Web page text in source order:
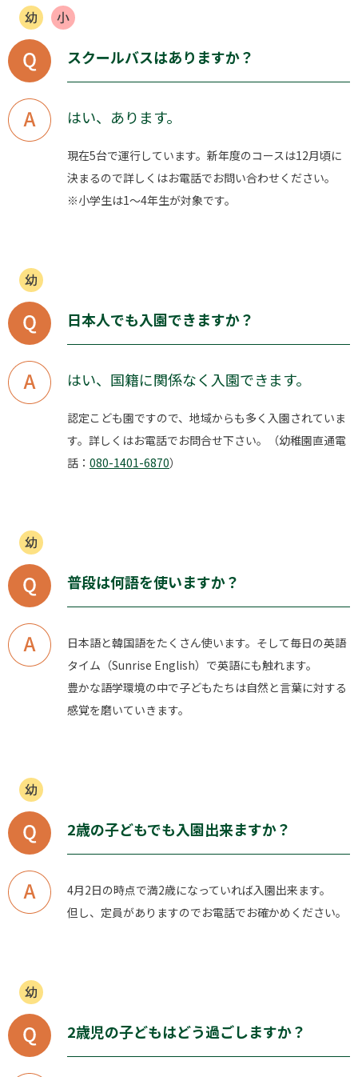
スクールバスはありますか？
はい、あります。
現在5台で運行しています。新年度のコースは12月頃に
決まるので詳しくはお電話でお問い合わせください。
※小学生は1〜4年生が対象です。
日本人でも入園できますか？
はい、国籍に関係なく入園できます。
認定こども園ですので、地域からも多く入園されていま
す。詳しくはお電話でお問合せ下さい。（幼稚園直通電
話： 080-1401-6870）
普段は何語を使いますか？
日本語と韓国語をたくさん使います。そして毎日の英語
タイム（Sunrise English）で英語にも触れます。
豊かな語学環境の中で子どもたちは自然と言葉に対する
感覚を磨いていきます。
2歳の子どもでも入園出来ますか？
4月2日の時点で満2歳になっていれば入園出来ます。
但し、定員がありますのでお電話でお確かめください。
2歳児の子どもはどう過ごしますか？